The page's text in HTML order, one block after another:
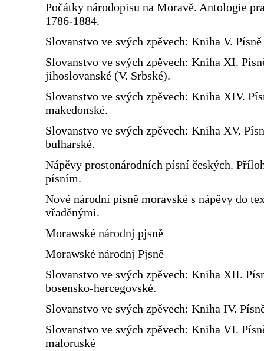
Počátky národopisu na Moravě. Antologie
1786-1884.
Slovanstvo ve svých zpěvech: Kniha V.
Slovanstvo ve svých zpěvech: Kniha XI.
jihoslovanské (V. Srbské).
Slovanstvo ve svých zpěvech: Kniha XIV.
makedonské.
Slovanstvo ve svých zpěvech: Kniha XV.
bulharské.
Nápěvy prostonárodních písní českých.
písním.
Nové národní písně moravské s nápěvy do
vřaděnými.
Morawské národnj pjsně
Morawské národnj Pjsně
Slovanstvo ve svých zpěvech: Kniha XII.
bosensko-hercegovské.
Slovanstvo ve svých zpěvech: Kniha IV.
Slovanstvo ve svých zpěvech: Kniha VI.
maloruské